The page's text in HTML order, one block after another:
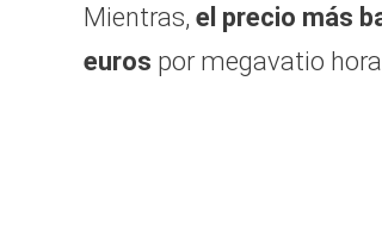
Mientras, el precio más
euros por megavatio